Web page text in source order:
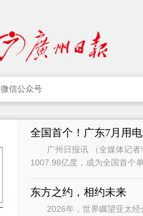
微信公众号
全国首个！广东7月用
广州日报讯 （全媒体记者
1007.98亿度，成为全国首个
东方之约，相约未来
2026年，世界瞩望亚太经合组织